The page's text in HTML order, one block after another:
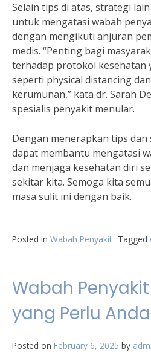
Selain tips di atas, strategi
untuk mengatasi wabah
dengan mengikuti anjuran
medis. “Penting bagi
terhadap protokol kesehatan
seperti physical distancing
kerumunan,” kata dr. Sarah
spesialis penyakit menular.
Dengan menerapkan tips
dapat membantu mengatasi
dan menjaga kesehatan diri
sekitar kita. Semoga kita
masa sulit ini dengan baik.
Posted in Wabah Penyakit Tagged
Wabah
yang Perlu
Posted on February 6, 2025 by